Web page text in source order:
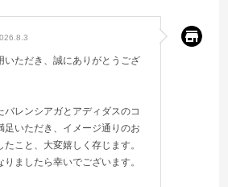
いただき、誠にありがとうござ
バレンシアガとアディダスのコ
足いただき、イメージ通りのお
こと、大変嬉しく存じます。
ましたら幸いでございます。